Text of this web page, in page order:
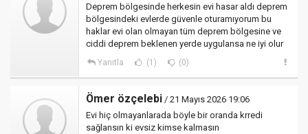
Deprem bölgesinde herkesin evi hasar aldı deprem
bölgesindeki evlerde güvenle oturamıyorum bu
haklar evi olan olmayan tüm deprem bölgesine ve
ciddi deprem beklenen yerde uygulansa ne iyi olur
Yanıtla (1) (0)
Ömer özçelebi / 21 Mayıs 2026 19:06
Evi hiç olmayanlarada böyle bir oranda krredi
sağlansın ki evsiz kimse kalmasın